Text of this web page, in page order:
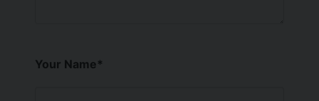
Your Name*